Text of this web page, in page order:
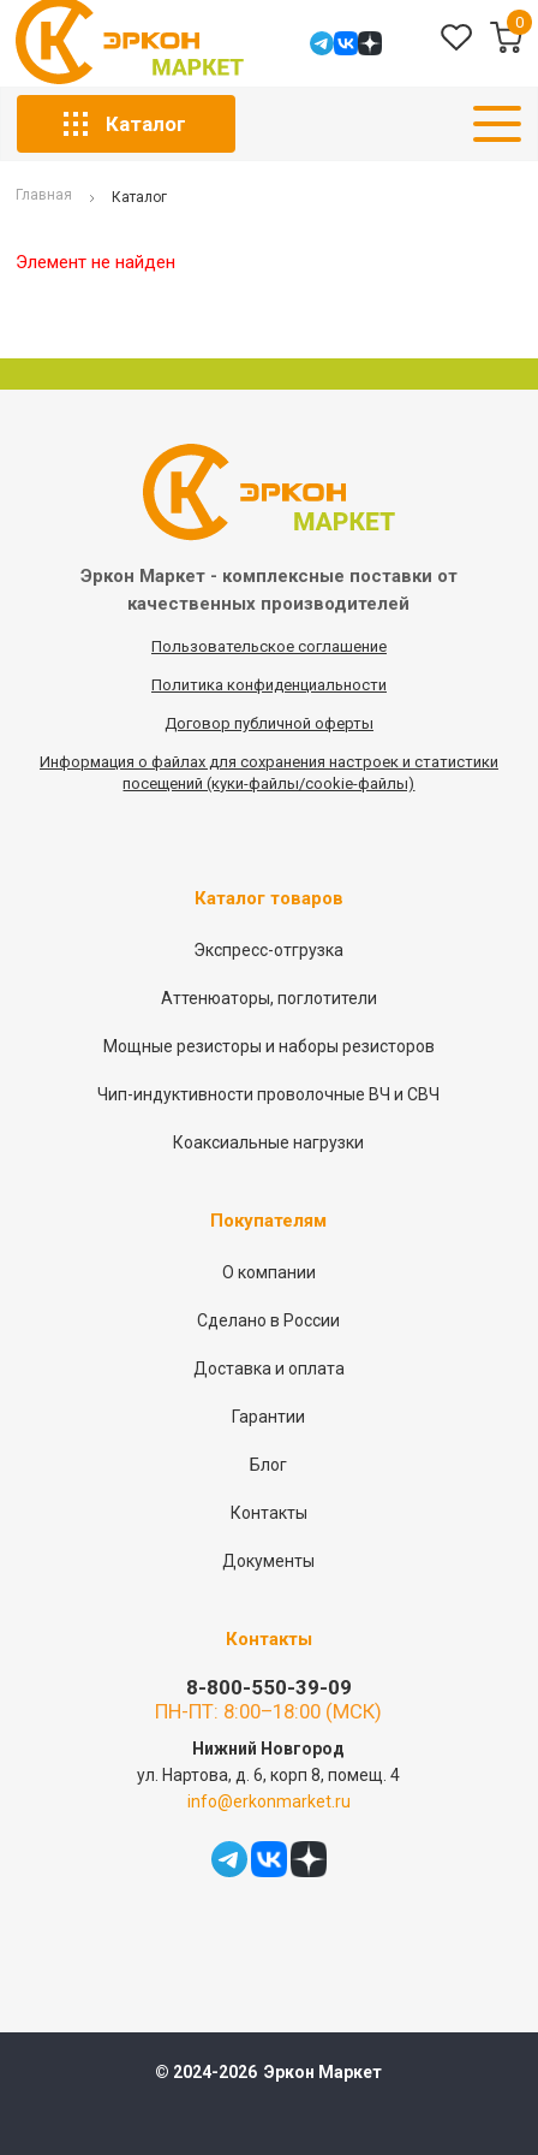
0
Каталог
Главная Каталог
Элемент не найден
Эркон Маркет - комплексные поставки от
качественных производителей
Пользовательское соглашение
Политика конфиденциальности
Договор публичной оферты
Информация о файлах для сохранения настроек и статистики
посещений (куки-файлы/cookie-файлы)
Каталог товаров
Экспресс-отгрузка
Аттенюаторы, поглотители
Мощные резисторы и наборы резисторов
Чип-индуктивности проволочные ВЧ и СВЧ
Коаксиальные нагрузки
Покупателям
О компании
Сделано в России
Доставка и оплата
Гарантии
Блог
Контакты
Документы
Контакты
8-800-550-39-09
ПН-ПТ: 8:00–18:00 (МСК)
Нижний Новгород
ул. Нартова, д. 6, корп 8, помещ. 4
info@erkonmarket.ru
© 2024-2026 Эркон Маркет